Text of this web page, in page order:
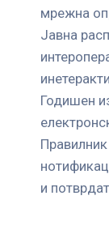
мрежна
Јавна
Годишен
и